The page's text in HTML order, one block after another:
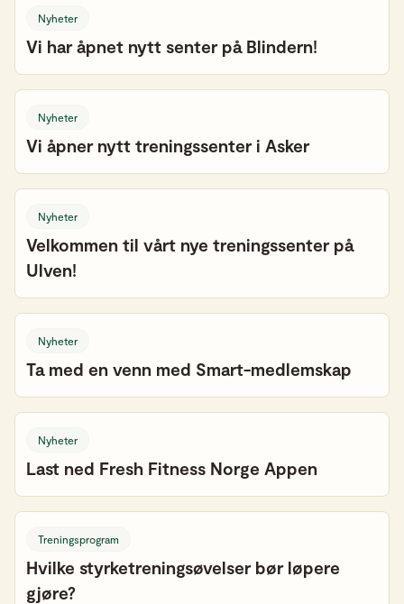
Nyheter
Vi har åpnet nytt senter på Blindern!
Nyheter
Vi åpner nytt treningssenter i Asker
Nyheter
Velkommen til vårt nye treningssenter på
Ulven!
Nyheter
Ta med en venn med Smart-medlemskap
Nyheter
Last ned Fresh Fitness Norge Appen
Treningsprogram
Hvilke styrketreningsøvelser bør løpere
gjøre?